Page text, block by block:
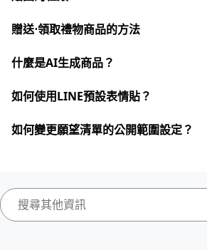
贈送⋅領取禮物商品的方法
什麼是AI生成商品？
如何使用LINE預設表情貼？
如何變更願望清單的公開範圍設定？